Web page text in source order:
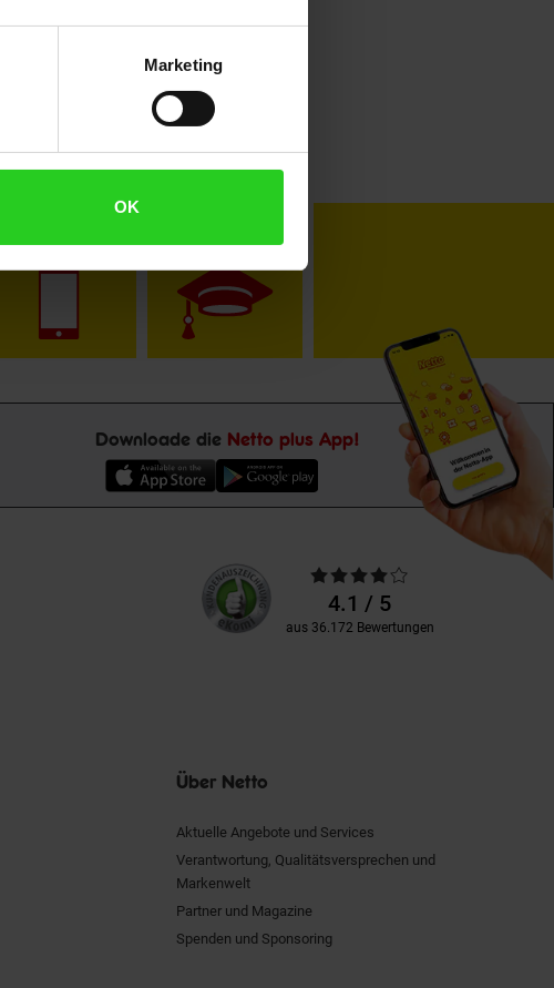
Marketing
OK
Downloade die Netto plus App!
Unsere
Kundenbewertungen
Durchschnittliche
Bewertungen4.1 / 5
aus 36.172 Bewertungen
Über Netto
Aktuelle Angebote und Services
Verantwortung, Qualitätsversprechen und
Markenwelt
Partner und Magazine
Spenden und Sponsoring